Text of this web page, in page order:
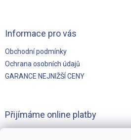
Informace pro vás
Obchodní podmínky
Ochrana osobních údajů
GARANCE NEJNIŽŠÍ CENY
Přijímáme online platby